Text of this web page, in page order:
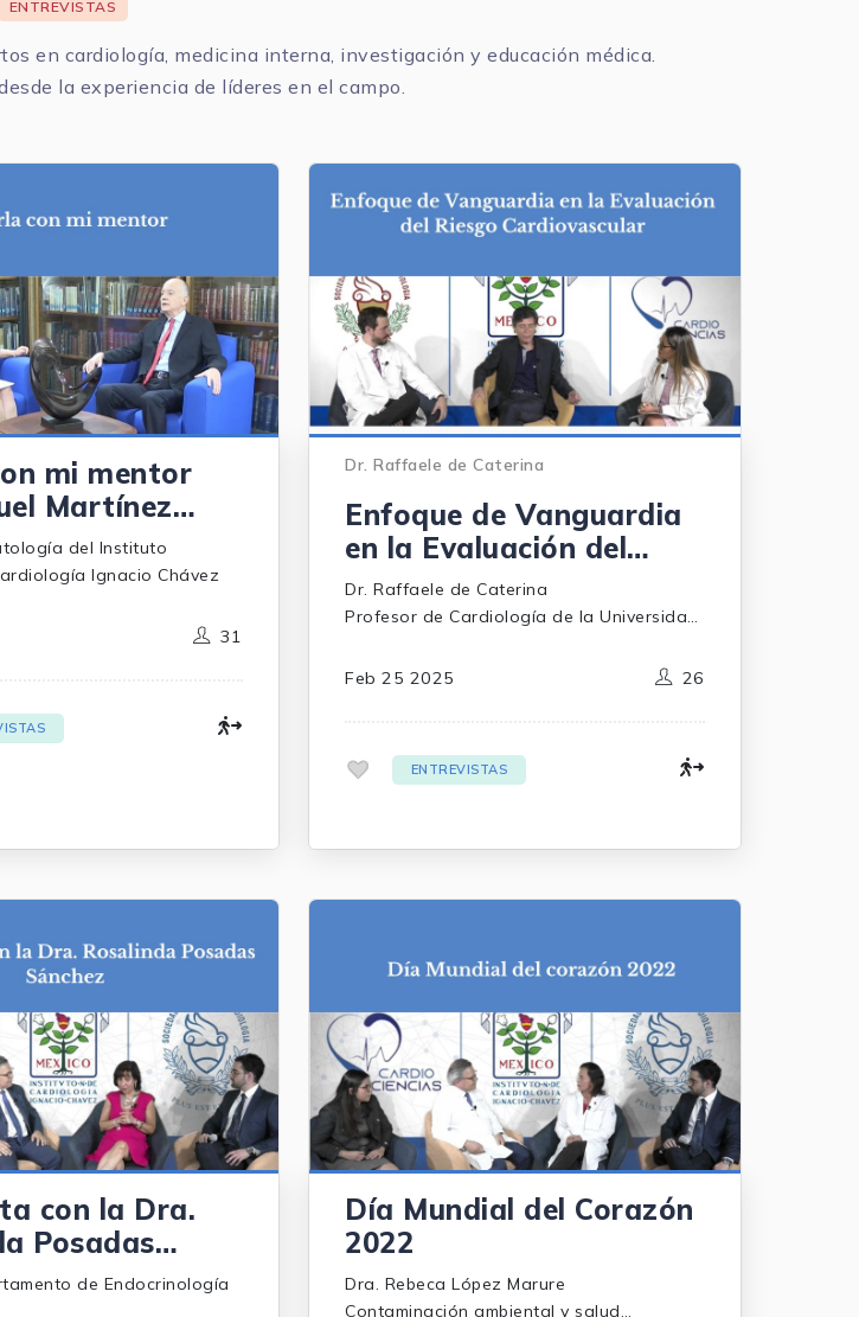
ENTREVISTAS
en cardiología, medicina interna, investigación y educación médica.
la experiencia de líderes en el campo.
mi mentor
Martínez
del Instituto
Ignacio Chávez
31
Dr. Raffaele de Caterina
Enfoque de Vanguardia
en la Evaluación del
Riesgo Cardiovascular
Dr. Raffaele de Caterina
Profesor de Cardiología de la Universidad
Cardiología de la Universidad de Pisa,
Feb 25 2025 26
ENTREVISTAS
con la Dra.
Posadas
de Endocrinología
Día Mundial del Corazón
2022
Dra. Rebeca López Marure
Contaminación ambiental y salud